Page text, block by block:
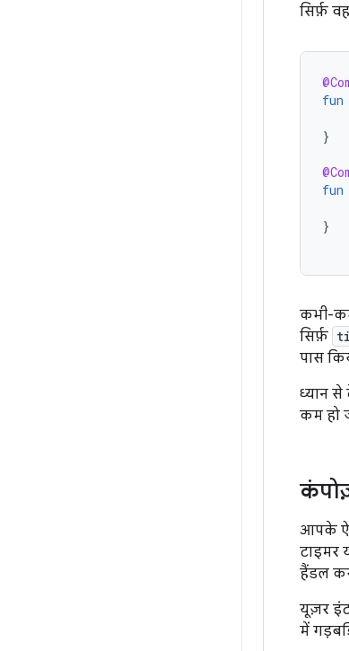
सिर्फ़
fun
}
fun
}
कभी-
सिर्फ़
पास
ध्यान
कम हो
आपके
टाइमर
हैंडल
यूज़र
में